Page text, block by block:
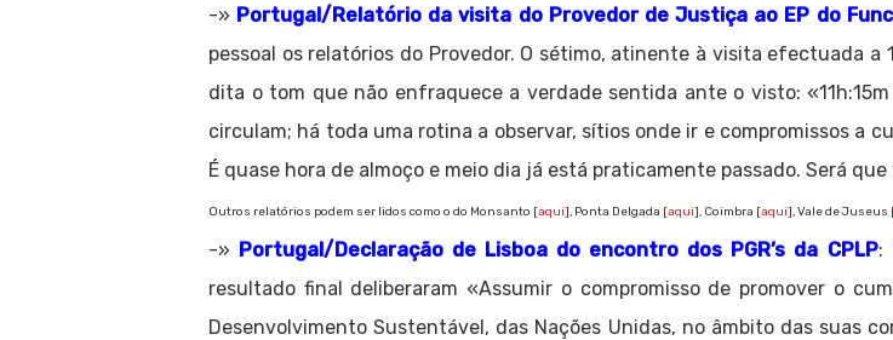
-» Portugal/Relatório da visita do Provedor de Justiça ao EP do
pessoal os relatórios do Provedor. O sétimo, atinente à visita efectuada a
dita o tom que não enfraquece a verdade sentida ante o visto:
circulam; há toda uma rotina a observar, sítios onde ir e compromissos a
É quase hora de almoço e meio dia já está praticamente passado. Será
Outros relatórios podem ser lidos como o do Monsanto [aqui], Ponta Delgada [aqui], Coimbra [aqui], Vale de Juseus
-» Portugal/Declaração de Lisboa do encontro dos PGR’s da CPLP:
resultado final deliberaram «Assumir o compromisso de promover o
Desenvolvimento Sustentável, das Nações Unidas, no âmbito das suas